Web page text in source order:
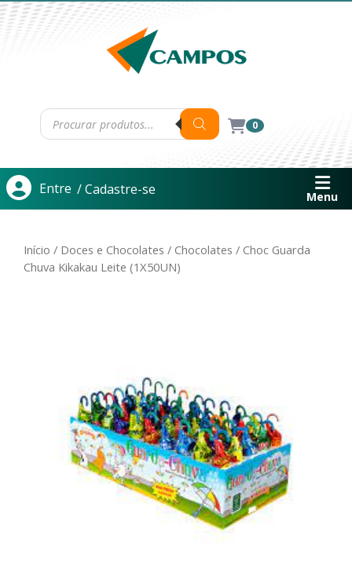
0
Entre / Cadastre-se Menu
Início / Doces e Chocolates / Chocolates / Choc Guarda
Chuva Kikakau Leite (1X50UN)